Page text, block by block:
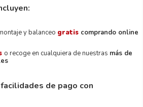
y balanceo gratis comprando online
o recoge en cualquiera de nuestras más de
de pago con